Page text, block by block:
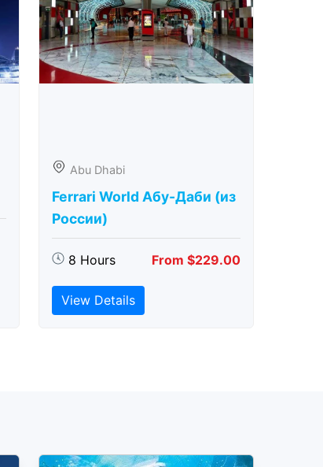
Abu Dhabi
Ferrari World Абу-Даби (из
России)
8 Hours From $229.00
View Details